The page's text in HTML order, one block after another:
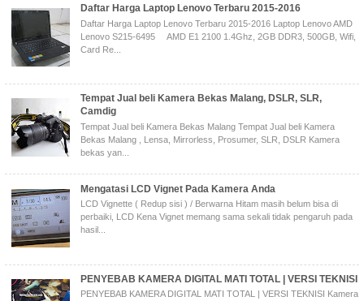
Daftar Harga Laptop Lenovo Terbaru 2015-2016
Daftar Harga Laptop Lenovo Terbaru 2015-2016 Laptop Lenovo AMD
Lenovo S215-6495 AMD E1 2100 1.4Ghz, 2GB DDR3, 500GB, Wifi,
Card Re...
Tempat Jual beli Kamera Bekas Malang, DSLR, SLR,
Camdig
Tempat Jual beli Kamera Bekas Malang Tempat Jual beli Kamera
Bekas Malang , Lensa, Mirrorless, Prosumer, SLR, DSLR Kamera
bekas yan...
Mengatasi LCD Vignet Pada Kamera Anda
LCD Vignette ( Redup sisi ) / Berwarna Hitam masih belum bisa di
perbaiki, LCD Kena Vignet memang sama sekali tidak pengaruh pada
hasil...
PENYEBAB KAMERA DIGITAL MATI TOTAL | VERSI TEKNISI
PENYEBAB KAMERA DIGITAL MATI TOTAL | VERSI TEKNISI Kamera